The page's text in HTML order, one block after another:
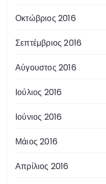
Οκτώβριος 2016
Σεπτέμβριος 2016
Αύγουστος 2016
Ιούλιος 2016
Ιούνιος 2016
Μάιος 2016
Απρίλιος 2016